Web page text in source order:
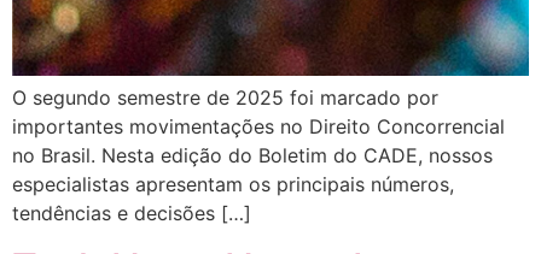
O segundo semestre de 2025 foi marcado por
importantes movimentações no Direito Concorrencial
no Brasil. Nesta edição do Boletim do CADE, nossos
especialistas apresentam os principais números,
tendências e decisões […]